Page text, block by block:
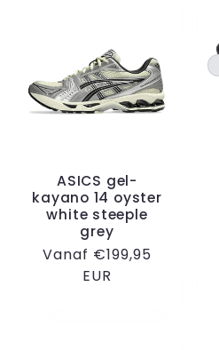
ASICS gel-
kayano 14 oyster
white steeple
grey
Normale
Vanaf €199,95
EUR